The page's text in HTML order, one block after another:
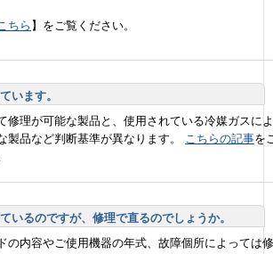
ちら 】をご覧ください。
います。
修理が可能な製品と、使用されている冷媒ガスに
製品など判断基準が異なります。 こちらの記事を
いるのですが、修理で直るのでしょうか。
の内容やご使用機器の年式、故障個所によっては